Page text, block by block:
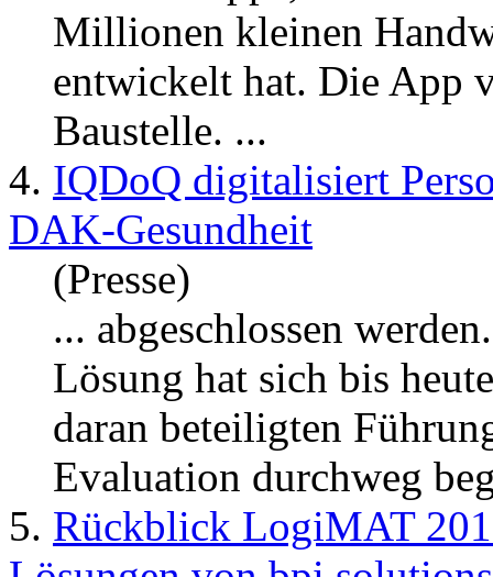
Millionen kleinen
entwickelt hat. Die App
Baustelle. ...
4. IQDoQ digitalisiert
DAK-Gesundheit
(Presse)
... abgeschlossen
Lösung hat sich bis
daran beteiligten
Evaluation durchweg
5. Rückblick LogiMAT